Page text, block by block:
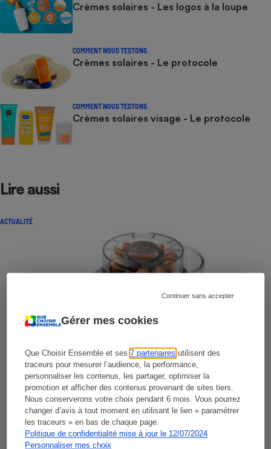
Gérer mes cookies
Que Choisir Ensemble et ses7 partenaires utilisent des
traceurs pour mesurer l’audience, la performance,
personnaliser les contenus, les partager, optimiser la
promotion et afficher des contenus provenant de sites tiers.
Nous conserverons votre choix pendant 6 mois. Vous pourrez
changer d’avis à tout moment en utilisant le lien « paramétrer
les traceurs » en bas de chaque page.
Politique de confidentialité mise à jour le 12/07/2024
Personnaliser mes choix
Continuer sans accepter
Crèmes solaires - Les logos à la loupe
COMMENT NOUS TESTONS
Crèmes solaires - Le protocole
COMMENT NOUS TESTONS
Crèmes solaires visage - Le protocole
Lire aussi
ACTUALITÉ